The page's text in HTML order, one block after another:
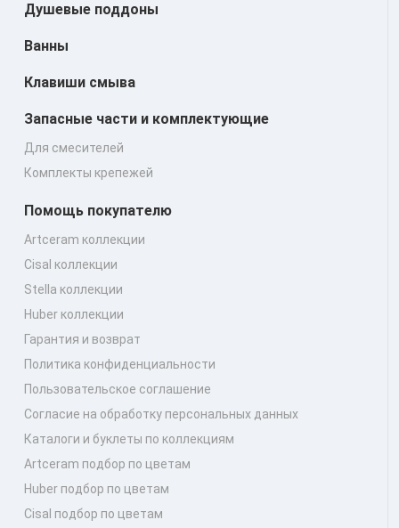
Душевые поддоны
Ванны
Клавиши смыва
Запасные части и комплектующие
Для смесителей
Комплекты крепежей
Помощь покупателю
Artceram коллекции
Cisal коллекции
Stella коллекции
Huber коллекции
Гарантия и возврат
Политика конфиденциальности
Пользовательское соглашение
Согласие на обработку персональных данных
Каталоги и буклеты по коллекциям
Artceram подбор по цветам
Huber подбор по цветам
Cisal подбор по цветам